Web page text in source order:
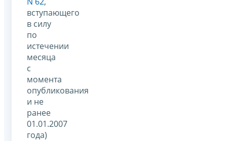
вступающего
в силу
по
истечении
месяца
с
момента
опубликования
и не
ранее
01.01.2007
года)